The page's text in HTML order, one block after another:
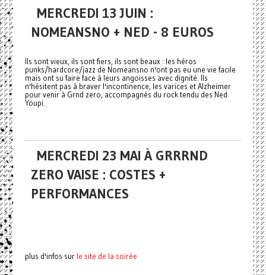
MERCREDI 13 JUIN :
NOMEANSNO + NED - 8 EUROS
Ils sont vieux, ils sont fiers, ils sont beaux : les héros
punks/hardcore/jazz de Nomeansno n'ont pas eu une vie facile
mais ont su faire face à leurs angoisses avec dignité. Ils
n'hésitent pas à braver l'incontinence, les varices et Alzheimer
pour venir à Grnd zero, accompagnés du rock tendu des Ned.
Youpi.
MERCREDI 23 MAI À GRRRND
ZERO VAISE : COSTES +
PERFORMANCES
plus d'infos sur le site de la soirée